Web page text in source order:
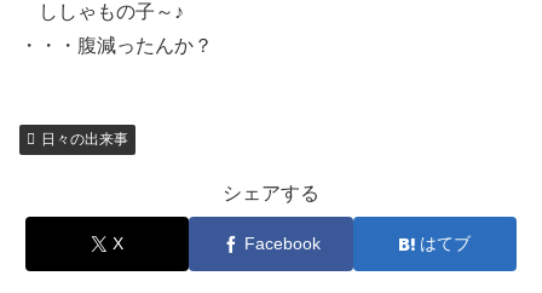
ししゃもの子～♪
・・・腹減ったんか？
日々の出来事
シェアする
X Facebook はてブ